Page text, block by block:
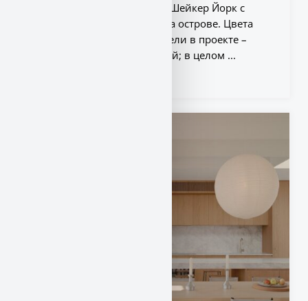
Я покажу белую кухню JG Шейкер Йорк с
деревянными ящиками на острове. Цвета
пола, потолка, стен и мебели в проекте –
белый, серый, деревянный; в целом ...